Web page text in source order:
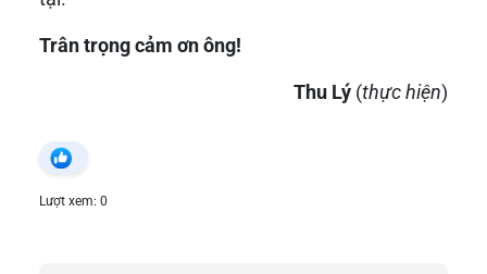
Trân trọng cảm ơn ông!
Thu Lý (thực hiện)
Lượt xem: 0